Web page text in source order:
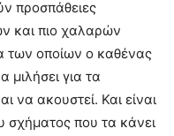
προσπάθειες
και πιο χαλαρών
των οποίων ο καθένας
μιλήσει για τα
να ακουστεί. Και είναι
σχήματος που τα κάνει